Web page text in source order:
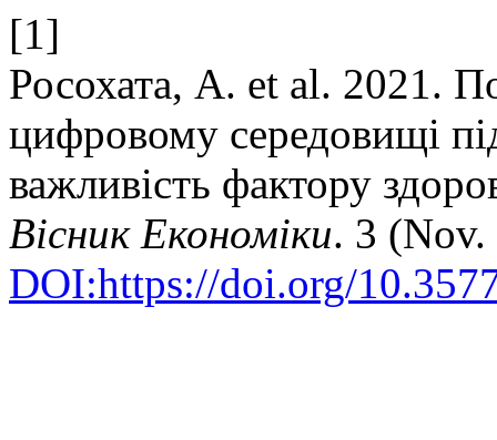
[1]
Росохата, А. et al. 2021.
цифровому середовищі
важливість фактору
Вісник Економіки. 3
DOI:https://doi.org/